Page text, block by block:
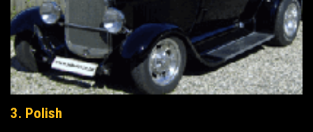
3. Polish